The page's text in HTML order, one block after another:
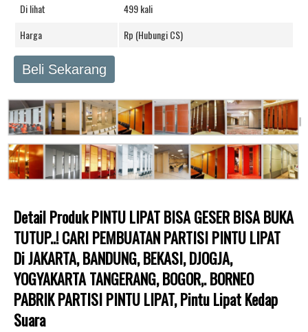
Di lihat
499 kali
Harga
Rp (Hubungi CS)
Beli Sekarang
Detail Produk PINTU LIPAT BISA GESER BISA BUKA
TUTUP..! CARI PEMBUATAN PARTISI PINTU LIPAT
Di JAKARTA, BANDUNG, BEKASI, DJOGJA,
YOGYAKARTA TANGERANG, BOGOR,. BORNEO
PABRIK PARTISI PINTU LIPAT, Pintu Lipat Kedap
Suara